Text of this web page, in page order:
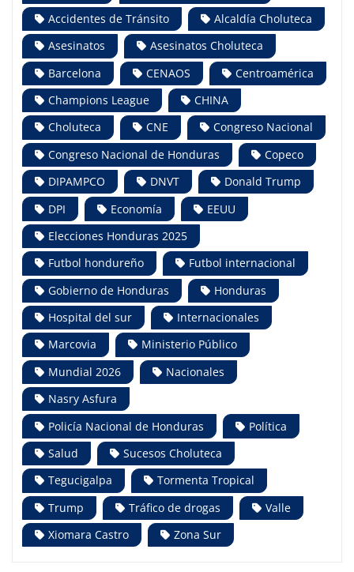
Accidentes de Tránsito
Alcaldía Choluteca
Asesinatos
Asesinatos Choluteca
Barcelona
CENAOS
Centroamérica
Champions League
CHINA
Choluteca
CNE
Congreso Nacional
Congreso Nacional de Honduras
Copeco
DIPAMPCO
DNVT
Donald Trump
DPI
Economía
EEUU
Elecciones Honduras 2025
Futbol hondureño
Futbol internacional
Gobierno de Honduras
Honduras
Hospital del sur
Internacionales
Marcovia
Ministerio Público
Mundial 2026
Nacionales
Nasry Asfura
Policía Nacional de Honduras
Política
Salud
Sucesos Choluteca
Tegucigalpa
Tormenta Tropical
Trump
Tráfico de drogas
Valle
Xiomara Castro
Zona Sur